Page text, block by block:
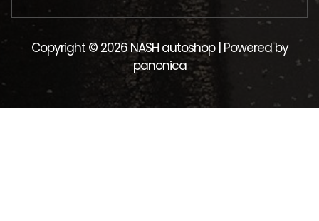
Copyright © 2026 NASH autoshop | Powered by
panonica